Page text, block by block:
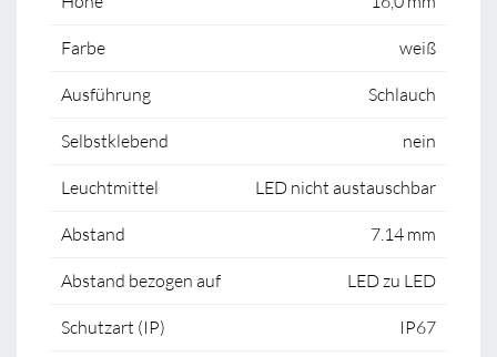
Farbe weiß
Ausführung Schlauch
Selbstklebend nein
Leuchtmittel LED nicht austauschbar
Abstand 7.14 mm
Abstand bezogen auf LED zu LED
Schutzart (IP) IP67